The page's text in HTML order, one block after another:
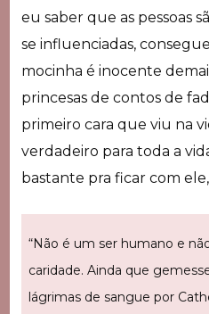
eu saber que as pessoas
se influenciadas,
mocinha é inocente
princesas de contos de
primeiro cara que viu na
verdadeiro para toda a
bastante pra ficar com
“Não é um ser humano e
caridade. Ainda que
lágrimas de sangue por